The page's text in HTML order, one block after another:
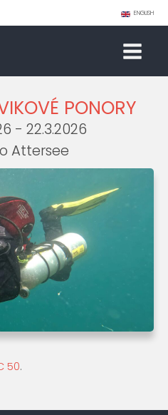
ENGLISH
PONORY
- 22.3.2026
Attersee
50.